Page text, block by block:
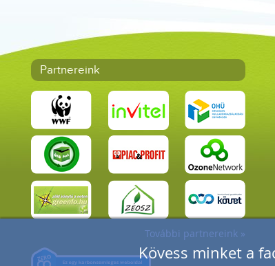
Kövess minket a
Partnereink
További partnereink »